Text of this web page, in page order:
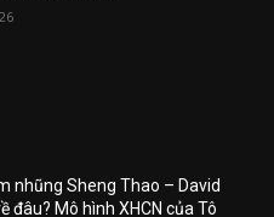
nhũng Sheng Thao – David
đâu? Mô hình XHCN của Tô